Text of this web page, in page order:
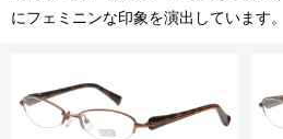
にフェミニンな印象を演出しています。